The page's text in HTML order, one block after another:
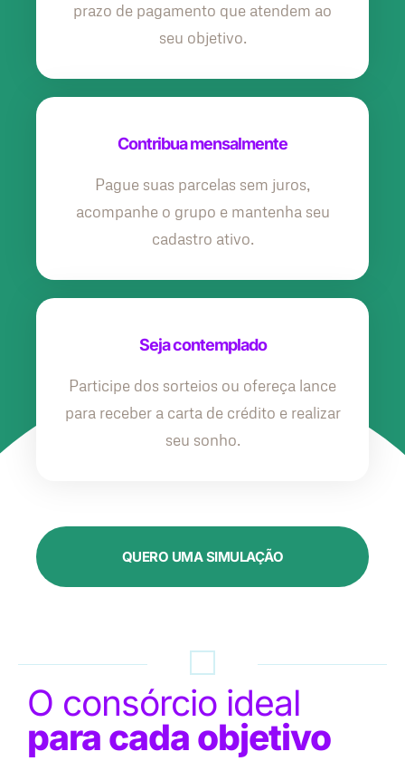
prazo de pagamento que atendem ao
seu objetivo.
Contribua mensalmente
Pague suas parcelas sem juros,
acompanhe o grupo e mantenha seu
cadastro ativo.
Seja contemplado
Participe dos sorteios ou ofereça lance
para receber a carta de crédito e realizar
seu sonho.
QUERO UMA SIMULAÇÃO
O consórcio ideal
para cada objetivo